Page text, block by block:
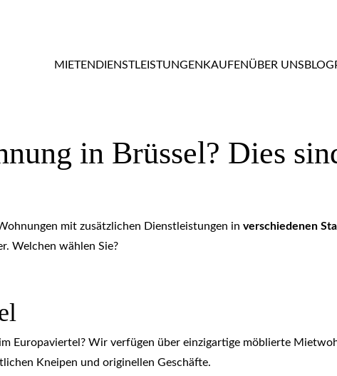
MIETEN DIENSTLEISTUNGEN KAUFENÜBER UNS BLOG
in Brüssel? Dies
mit zusätzlichen Dienstleistungen in verschiedenen
Welchen wählen Sie?
Europaviertel? Wir verfügen über einzigartige möblierte
Kneipen und originellen Geschäfte.